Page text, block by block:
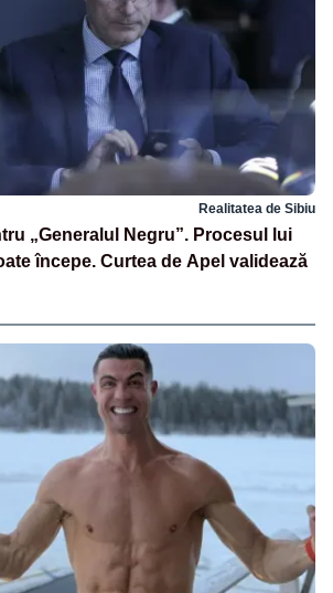
Realitatea de Sibiu
„Generalul Negru”. Procesul lui
începe. Curtea de Apel validează